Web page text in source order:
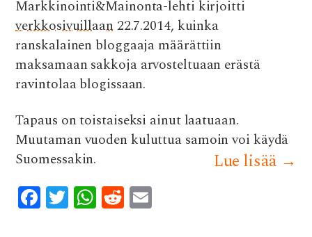
e
b
o
o
it
te
r
at
s
A
p
p
d
di
t
ai
l
Markkinointi&Mainonta-lehti kirjoitti
verkkosivuillaan 22.7.2014, kuinka
ranskalainen bloggaaja määrättiin
maksamaan sakkoja arvosteltuaan erästä
ravintolaa blogissaan.
Tapaus on toistaiseksi ainut laatuaan.
Muutaman vuoden kuluttua samoin voi käydä
Suomessakin.
Lue lisää →
F
ac
T
w
W
h
R
e